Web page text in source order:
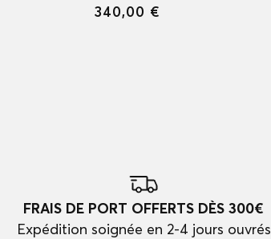
340,00 €
FRAIS DE PORT OFFERTS DÈS 300€
Expédition soignée en 2-4 jours ouvrés